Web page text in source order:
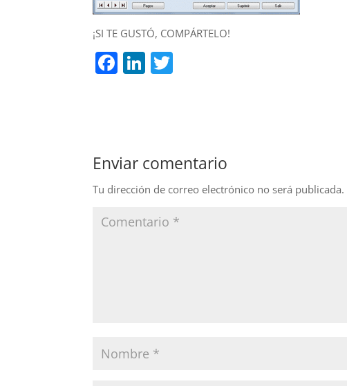
¡SI TE GUSTÓ, COMPÁRTELO!
F
b
o
o
k
Li
n
Enviar comentario
Tu dirección de correo electrónico no será publicada.